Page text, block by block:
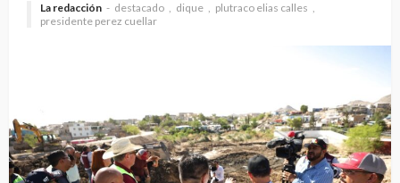
La redacción destacado dique
plutraco elias calles
presidente perez cuellar